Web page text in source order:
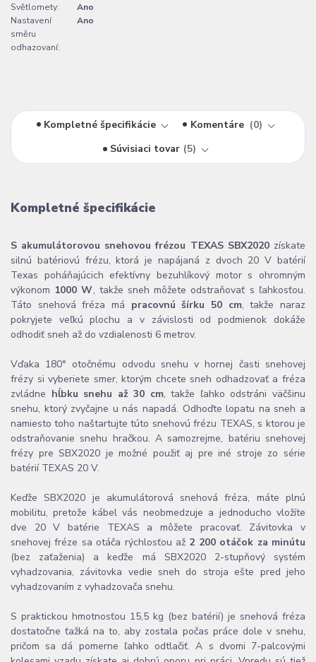
Světlomety:
Ano
Nastavení
směru
odhazovaní:
Ano
Kompletné špecifikácie Komentáre
0
Súvisiaci tovar 5
Kompletné špecifikácie
S akumulátorovou snehovou frézou TEXAS SBX2020získate
silnú batériovú frézu, ktorá je napájaná z dvoch 20 V batérií
Texas poháňajúcich efektívny bezuhlíkový motor s ohromným
výkonom 1000 W, takže sneh môžete odstraňovať s ľahkosťou.
Táto snehová fréza má pracovnú šírku 50 cm, takže naraz
pokryjete veľkú plochu a v závislosti od podmienok dokáže
odhodiť sneh až do vzdialenosti 6 metrov.
Vďaka 180° otočnému odvodu snehu v hornej časti snehovej
frézy si vyberiete smer, ktorým chcete sneh odhadzovať a fréza
zvládne hĺbku snehu až 30 cm, takže ľahko odstráni väčšinu
snehu, ktorý zvyčajne u nás napadá. Odhoďte lopatu na sneh a
namiesto toho naštartujte túto snehovú frézu TEXAS, s ktorou je
odstraňovanie snehu hračkou. A samozrejme, batériu snehovej
frézy pre SBX2020 je možné použiť aj pre iné stroje zo série
batérií TEXAS 20 V.
Keďže SBX2020 je akumulátorová snehová fréza, máte plnú
mobilitu, pretože kábel vás neobmedzuje a jednoducho vložíte
dve 20 V batérie TEXAS a môžete pracovať. Závitovka v
snehovej fréze sa otáča rýchlosťou až 2 200 otáčok za minútu
(bez zaťaženia) a keďže má SBX2020 2-stupňový systém
vyhadzovania, závitovka vedie sneh do stroja ešte pred jeho
vyhadzovaním z vyhadzovača snehu.
S praktickou hmotnosťou 15,5 kg (bez batérií) je snehová fréza
dostatočne ťažká na to, aby zostala počas práce dole v snehu,
pričom sa dá pomerne ľahko odtlačiť. A s dvomi 7-palcovými